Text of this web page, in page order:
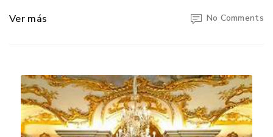
Ver más No Comments